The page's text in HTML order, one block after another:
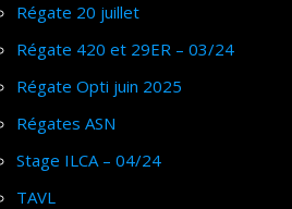
Régate 20 juillet
Régate 420 et 29ER – 03/24
Régate Opti juin 2025
Régates ASN
Stage ILCA – 04/24
TAVL